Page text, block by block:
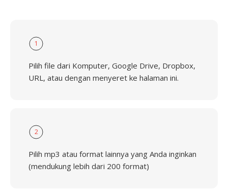
1
Pilih file dari Komputer, Google Drive, Dropbox,
URL, atau dengan menyeret ke halaman ini.
2
Pilih mp3 atau format lainnya yang Anda inginkan
(mendukung lebih dari 200 format)